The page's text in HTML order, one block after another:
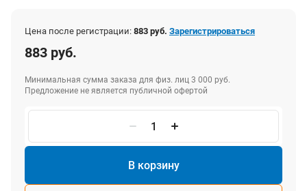
Цена после регистрации: 883 руб. Зарегистрироваться
883 руб.
Минимальная сумма заказа для физ. лиц 3 000 руб.
Предложение не является публичной офертой
В корзину